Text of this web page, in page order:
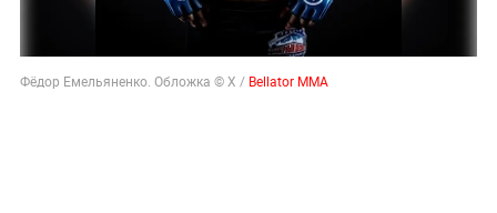
Фёдор Емельяненко. Обложка © Х / Bellator MMA